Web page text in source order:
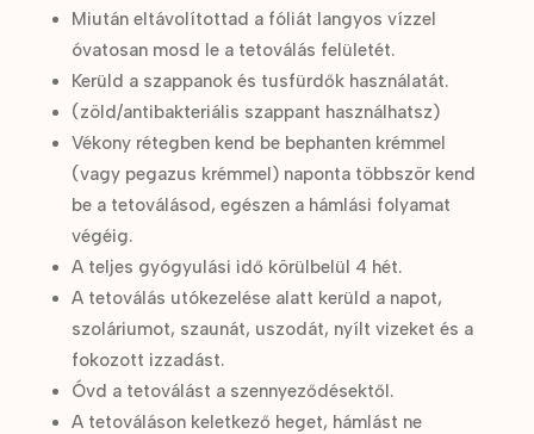
Miután eltávolítottad a fóliát langyos vízzel
óvatosan mosd le a tetoválás felületét.
Kerüld a szappanok és tusfürdők használatát.
(zöld/antibakteriális szappant használhatsz)
Vékony rétegben kend be bephanten krémmel
(vagy pegazus krémmel) naponta többször kend
be a tetoválásod, egészen a hámlási folyamat
végéig.
A teljes gyógyulási idő körülbelül 4 hét.
A tetoválás utókezelése alatt kerüld a napot,
szoláriumot, szaunát, uszodát, nyílt vizeket és a
fokozott izzadást.
Óvd a tetoválást a szennyeződésektől.
A tetováláson keletkező heget, hámlást ne